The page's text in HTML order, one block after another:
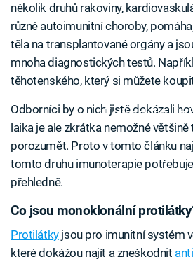
několik druhů rakoviny,
různé autoimunitní choroby,
těla na transplantované orgány a
mnoha diagnostických testů.
těhotenského, který si můžete
Failed to
Odborníci by o nich jistě dokázali
laika je ale zkrátka nemožné
porozumět. Proto v tomto článku
tomto druhu imunoterapie
přehledně.
Co jsou monoklonální
Protilátkyjsou pro imunitní systém
které dokážou najít a zneškodnit